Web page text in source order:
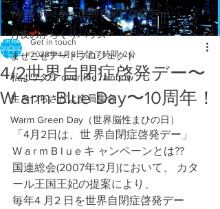
Warm Blue Day (世界自閉症啓発デー)
月夜のからくりハウス
まぜこぜアートプロジェクト
私はワタシ over the rainbow
生きづらさだよ全員集合
Warm Green Day（世界脳性まひの日）
4/2世界自閉症啓発デー〜
W arm Blue Day〜10周年！
Get in touch
2023年4月9日 読了時間: 2分
「4月2日は、世 界自閉症啓発デー」
W a r m B l u e キ ャンペーンとは??
国連総会(2007年12月)において、 カタ
ール王国王妃の提案により、
毎年4 月2 日を世界自閉症啓発デー